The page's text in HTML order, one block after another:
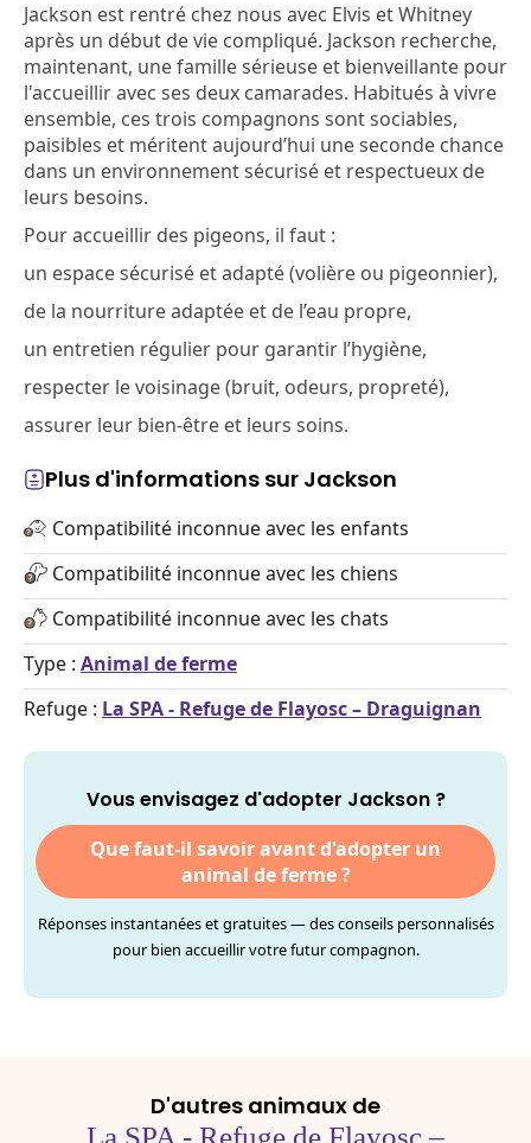
Jackson est rentré chez nous avec Elvis et Whitney
après un début de vie compliqué. Jackson recherche,
maintenant, une famille sérieuse et bienveillante pour
l'accueillir avec ses deux camarades. Habitués à vivre
ensemble, ces trois compagnons sont sociables,
paisibles et méritent aujourd’hui une seconde chance
dans un environnement sécurisé et respectueux de
leurs besoins.
Pour accueillir des pigeons, il faut :
un espace sécurisé et adapté (volière ou pigeonnier),
de la nourriture adaptée et de l’eau propre,
un entretien régulier pour garantir l’hygiène,
respecter le voisinage (bruit, odeurs, propreté),
assurer leur bien-être et leurs soins.
Plus d'informations sur Jackson
Compatibilité inconnue avec les enfants
Compatibilité inconnue avec les chiens
Compatibilité inconnue avec les chats
Type : Animal de ferme
Refuge : La SPA - Refuge de Flayosc – Draguignan
Vous envisagez d'adopter Jackson ?
Que faut-il savoir avant d'adopter un
animal de ferme ?
Réponses instantanées et gratuites — des conseils personnalisés
pour bien accueillir votre futur compagnon.
D'autres animaux de
La SPA - Refuge de Flayosc –